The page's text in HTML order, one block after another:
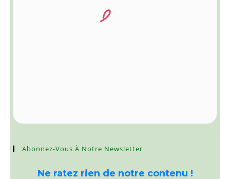
Abonnez-Vous À Notre Newsletter
Ne ratez rien de notre contenu !